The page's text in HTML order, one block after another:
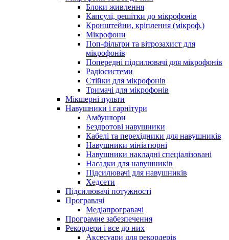
Блоки живлення
Капсулі, решітки до мікрофонів
Кронштейни, кріплення (мікроф.)
Мікрофони
Поп-фільтри та вітрозахист для
мікрофонів
Попередні підсилювачі для мікрофонів
Радіосистеми
Стійки для мікрофонів
Тримачі для мікрофонів
Мікшерні пульти
Навушники і гарнітури
Амбушюри
Бездротові навушники
Кабелі та перехідники для навушників
Навушники мініатюрні
Навушники накладні спеціалізовані
Насадки для навушників
Підсилювачі для навушників
Хедсети
Підсилювачі потужності
Програвачі
Медіапрогравачі
Програмне забезпечення
Рекордери і все до них
Аксесуари для рекордерів